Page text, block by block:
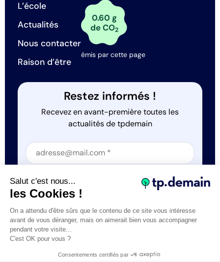
L’école
Actualités
Nous contacter
Raison d’être
0.60 g
de CO2
émis par cette page
Restez informés !
Recevez en avant-première toutes les
actualités de tpdemain
Section
Section
J'accepte que tp.demain utilise mes informations
Tous droits réservés © tp.demain 2026Mentions légales
Salut c'est nous...
les Cookies !
On a attendu d'être sûrs que le contenu de ce site vous intéresse
avant de vous déranger, mais on aimerait bien vous accompagner
pendant votre visite...
C'est OK pour vous ?
Consentements certifiés par